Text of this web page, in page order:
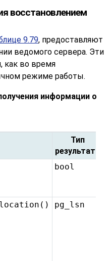
восстановлением
9.79, предоставляют
ведомого сервера. Эти
как во время
режиме работы.
информации о
Тип
результата
bool
pg_lsn